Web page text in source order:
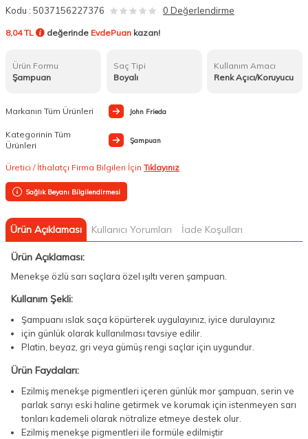
Kodu : 5037156227376 0 Değerlendirme
8,04 TL değerinde EvdePuan kazan!
Ürün Formu
Şampuan
Saç Tipi
Boyalı
Kullanım Amacı
Renk Açıcı/Koruyucu
Markanın Tüm Ürünleri John Frieda
Kategorinin Tüm
Ürünleri
Şampuan
Üretici / İthalatçı Firma Bilgileri İçin Tıklayınız
Sağlık Beyanı Bilgilendirmesi
Ürün Açıklaması Kullanıcı Yorumları İade Koşulları
Ürün Açıklaması:
Menekşe özlü sarı saçlara özel ışıltı veren şampuan.
Kullanım Şekli:
Şampuanı ıslak saça köpürterek uygulayınız, iyice durulayınız
için günlük olarak kullanılması tavsiye edilir.
Platin, beyaz, gri veya gümüş rengi saçlar için uygundur.
Ürün Faydaları:
Ezilmiş menekşe pigmentleri içeren günlük mor şampuan, serin ve
parlak sarıyı eski haline getirmek ve korumak için istenmeyen sarı
tonları kademeli olarak nötralize etmeye destek olur.
Ezilmiş menekşe pigmentleri ile formüle edilmiştir